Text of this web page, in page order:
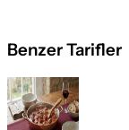
Benzer Tarifler